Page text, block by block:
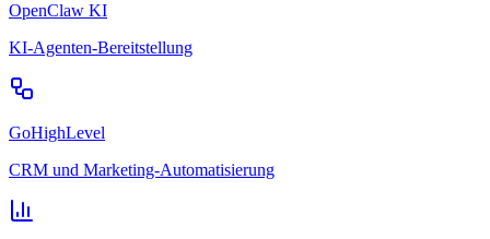
OpenClaw KI
KI-Agenten-Bereitstellung
GoHighLevel
CRM und Marketing-Automatisierung